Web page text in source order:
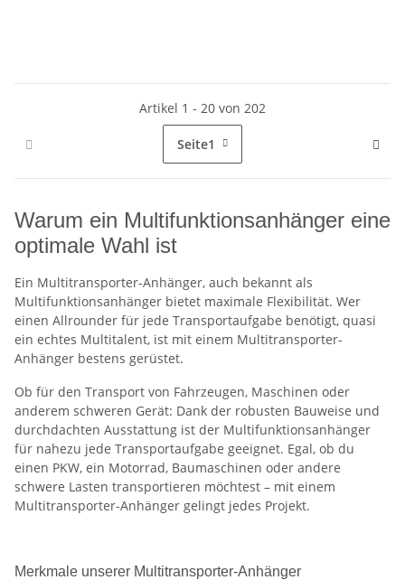
Artikel 1 - 20 von 202
Seite1
Warum ein Multifunktionsanhänger eine
optimale Wahl ist
Ein Multitransporter-Anhänger, auch bekannt als
Multifunktionsanhänger bietet maximale Flexibilität. Wer
einen Allrounder für jede Transportaufgabe benötigt, quasi
ein echtes Multitalent, ist mit einem Multitransporter-
Anhänger bestens gerüstet.
Ob für den Transport von Fahrzeugen, Maschinen oder
anderem schweren Gerät: Dank der robusten Bauweise und
durchdachten Ausstattung ist der Multifunktionsanhänger
für nahezu jede Transportaufgabe geeignet. Egal, ob du
einen PKW, ein Motorrad, Baumaschinen oder andere
schwere Lasten transportieren möchtest – mit einem
Multitransporter-Anhänger gelingt jedes Projekt.
Merkmale unserer Multitransporter-Anhänger